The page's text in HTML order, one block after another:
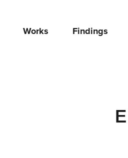
Works Findings